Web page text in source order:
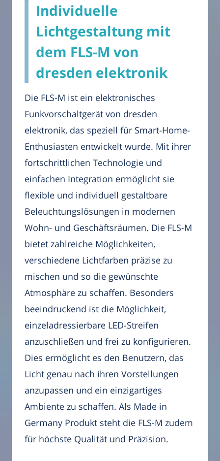
Individuelle
Lichtgestaltung mit
dem FLS-M von
dresden elektronik
Die FLS-M ist ein elektronisches
Funkvorschaltgerät von dresden
elektronik, das speziell für Smart-Home-
Enthusiasten entwickelt wurde. Mit ihrer
fortschrittlichen Technologie und
einfachen Integration ermöglicht sie
flexible und individuell gestaltbare
Beleuchtungslösungen in modernen
Wohn- und Geschäftsräumen. Die FLS-M
bietet zahlreiche Möglichkeiten,
verschiedene Lichtfarben präzise zu
mischen und so die gewünschte
Atmosphäre zu schaffen. Besonders
beeindruckend ist die Möglichkeit,
einzeladressierbare LED-Streifen
anzuschließen und frei zu konfigurieren.
Dies ermöglicht es den Benutzern, das
Licht genau nach ihren Vorstellungen
anzupassen und ein einzigartiges
Ambiente zu schaffen. Als Made in
Germany Produkt steht die FLS-M zudem
für höchste Qualität und Präzision.